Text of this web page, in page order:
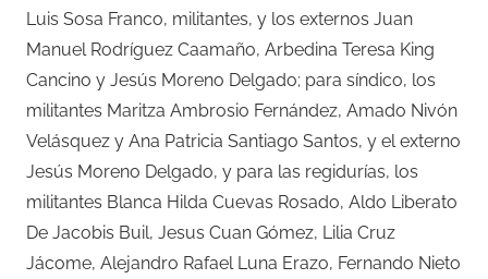
Luis Sosa Franco, militantes, y los externos Juan
Manuel Rodríguez Caamaño, Arbedina Teresa King
Cancino y Jesús Moreno Delgado; para síndico, los
militantes Maritza Ambrosio Fernández, Amado Nivón
Velásquez y Ana Patricia Santiago Santos, y el externo
Jesús Moreno Delgado, y para las regidurías, los
militantes Blanca Hilda Cuevas Rosado, Aldo Liberato
De Jacobis Buil, Jesus Cuan Gómez, Lilia Cruz
Jácome, Alejandro Rafael Luna Erazo, Fernando Nieto